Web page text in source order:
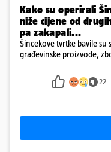
Kako su operirali
niže cijene od
pa zakapali...
Šincekove tvrtke bavile
građevinske proizvode,
22